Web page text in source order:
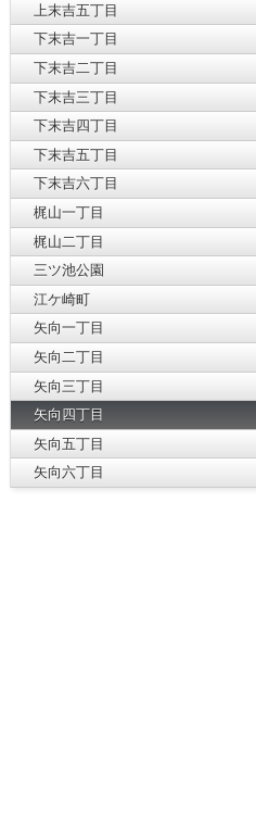
上末吉五丁目
下末吉一丁目
下末吉二丁目
下末吉三丁目
下末吉四丁目
下末吉五丁目
下末吉六丁目
梶山一丁目
梶山二丁目
三ツ池公園
江ケ崎町
矢向一丁目
矢向二丁目
矢向三丁目
矢向四丁目
矢向五丁目
矢向六丁目